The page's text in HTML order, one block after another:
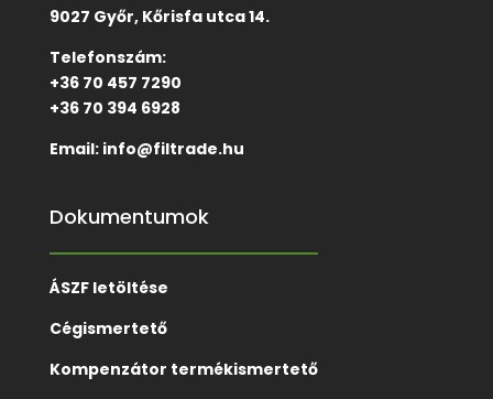
9027 Győr, Kőrisfa utca 14.
Telefonszám:
+36 70 457 7290
+36 70 394 6928
Email: info@filtrade.hu
Dokumentumok
ÁSZF letöltése
Cégismertető
Kompenzátor termékismertető